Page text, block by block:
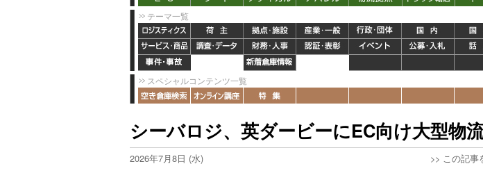
テーマ一覧
スペシャルコンテンツ一覧
シーバロジ、英ダービーにEC向け大型物
2026年7月8日 (水) >> この記事